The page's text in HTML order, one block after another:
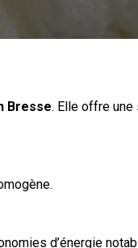
Bresse. Elle offre une
d’énergie